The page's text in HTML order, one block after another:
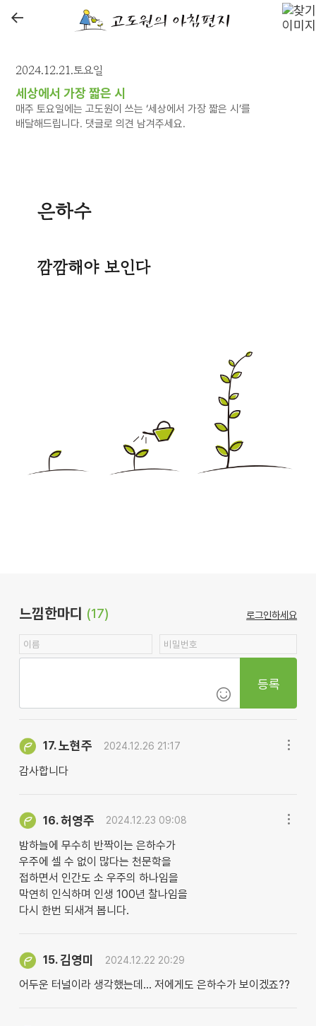
←
2024.12.21.토요일
세상에서 가장 짧은 시
매주 토요일에는 고도원이 쓰는 ‘세상에서 가장 짧은 시’를
배달해드립니다. 댓글로 의견 남겨주세요.
은하수
깜깜해야 보인다
느낌한마디 (17) 로그인하세요
등록
17.노현주 2024.12.26 21:17
감사합니다
16.허영주 2024.12.23 09:08
밤하늘에 무수히 반짝이는 은하수가
우주에 셀 수 없이 많다는 천문학을
접하면서 인간도 소 우주의 하나임을
막연히 인식하며 인생 100년 찰나임을
다시 한번 되새겨 봅니다.
15.김영미 2024.12.22 20:29
어두운 터널이라 생각했는데... 저에게도 은하수가 보이겠죠??